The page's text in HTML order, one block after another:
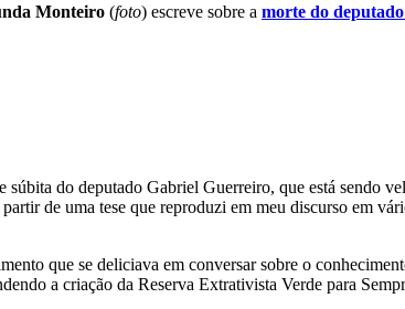
Monteiro (foto) escreve sobre a morte do
súbita do deputado Gabriel Guerreiro, que está sendo
de uma tese que reproduzi em meu discurso em
que se deliciava em conversar sobre o
a criação da Reserva Extrativista Verde para